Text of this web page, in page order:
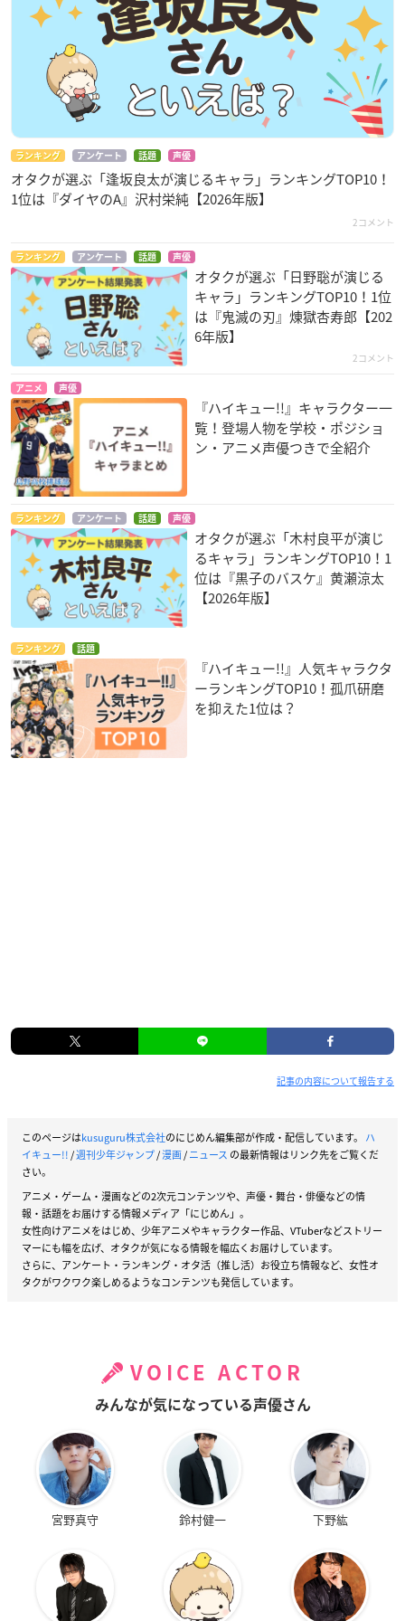
ランキング アンケート 話題 声優
オタクが選ぶ「逢坂良太が演じるキャラ」ランキングTOP10！
1位は『ダイヤのA』沢村栄純【2026年版】
2コメント
ランキング アンケート 話題 声優
オタクが選ぶ「日野聡が演じる
キャラ」ランキングTOP10！1位
は『鬼滅の刃』煉󠄁獄杏寿郎【202
6年版】
2コメント
アニメ 声優
『ハイキュー!!』キャラクター一
覧！登場人物を学校・ポジショ
ン・アニメ声優つきで全紹介
ランキング アンケート 話題 声優
オタクが選ぶ「木村良平が演じ
るキャラ」ランキングTOP10！1
位は『黒子のバスケ』黄瀬涼太
【2026年版】
ランキング 話題
『ハイキュー!!』人気キャラクタ
ーランキングTOP10！孤爪研磨
を抑えた1位は？
記事の内容について報告する
このページはkusuguru株式会社のにじめん編集部が作成・配信しています。 ハ
イキュー!!/週刊少年ジャンプ/漫画/ニュース の最新情報はリンク先をご覧くだ
さい。
アニメ・ゲーム・漫画などの2次元コンテンツや、声優・舞台・俳優などの情
報・話題をお届けする情報メディア「にじめん」。
女性向けアニメをはじめ、少年アニメやキャラクター作品、VTuberなどストリー
マーにも幅を広げ、オタクが気になる情報を幅広くお届けしています。
さらに、アンケート・ランキング・オタ活（推し活）お役立ち情報など、女性オ
タクがワクワク楽しめるようなコンテンツも発信しています。
VOICE ACTOR
みんなが気になっている声優さん
宮野真守 鈴村健一 下野紘